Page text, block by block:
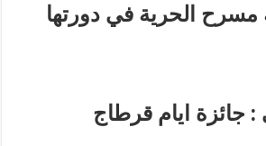
مسرح الحرية في دورتها
: جائزة ايام قرطاج